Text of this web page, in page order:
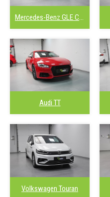
Mercedes-Benz GLE Coupe
Audi TT
Volkswagen Touran